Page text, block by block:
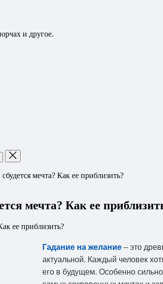
и другое.
мечта? Как ее приблизить?
мечта? Как ее
Гадание на желание – это
актуальной. Каждый человек
его в будущем. Особенно